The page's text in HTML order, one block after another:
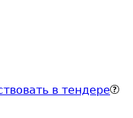
в тендере